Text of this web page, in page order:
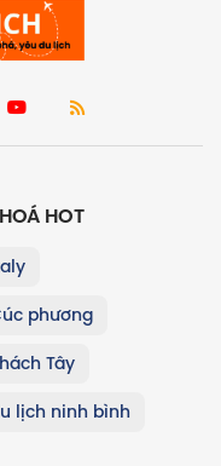
HOT
phương
Tây
lịch ninh bình